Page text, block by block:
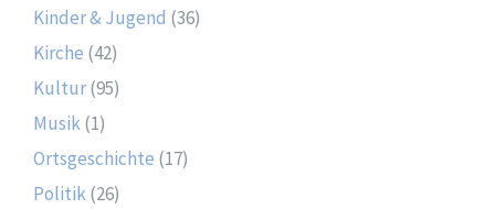
Kinder & Jugend (36)
Kirche (42)
Kultur(95)
Musik(1)
Ortsgeschichte (17)
Politik(26)